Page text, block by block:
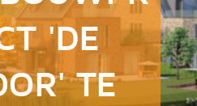
'DE
TE